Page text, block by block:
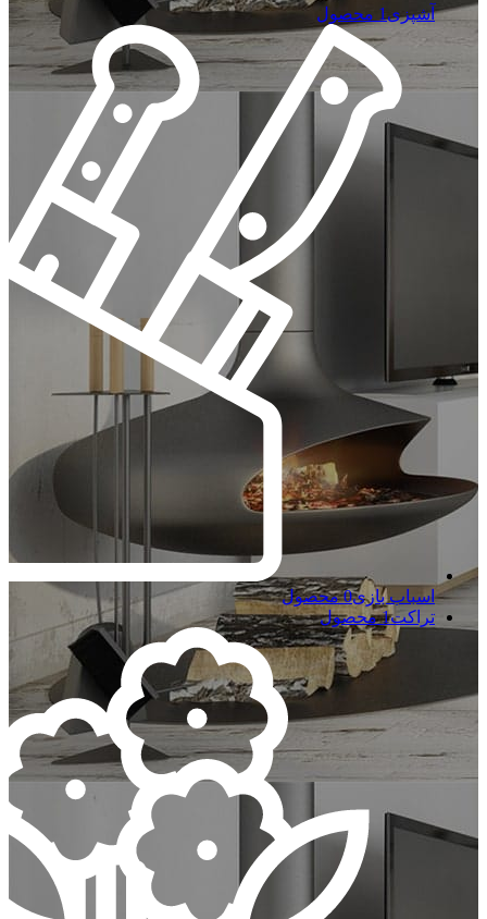
آشپزی 1 محصول
اسباب بازی0 محصول
تراکت1 محصول